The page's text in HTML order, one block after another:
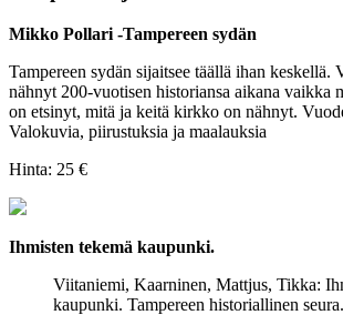
Mikko Pollari -Tampereen sydän
Tampereen sydän sijaitsee täällä ihan keskellä.
nähnyt 200-vuotisen historiansa aikana vaikka
on etsinyt, mitä ja keitä kirkko on nähnyt.
Valokuvia, piirustuksia ja maalauksia
Hinta: 25 €
Ihmisten tekemä kaupunki.
Viitaniemi, Kaarninen, Mattjus, Tikka:
kaupunki. Tampereen historiallinen seura.